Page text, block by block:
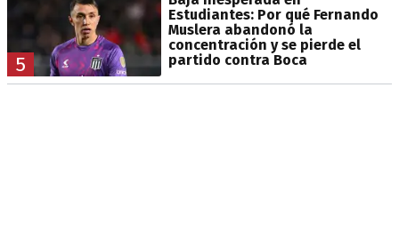
5
Estudiantes: Por qué Fernando
Muslera abandonó la
concentración y se pierde el
partido contra Boca